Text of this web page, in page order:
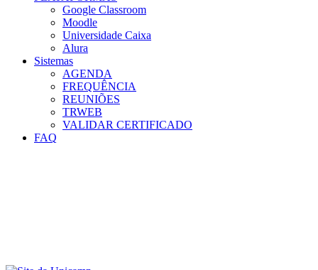
Google Classroom
Moodle
Universidade Caixa
Alura
Sistemas
AGENDA
FREQUÊNCIA
REUNIÕES
TRWEB
VALIDAR CERTIFICADO
FAQ